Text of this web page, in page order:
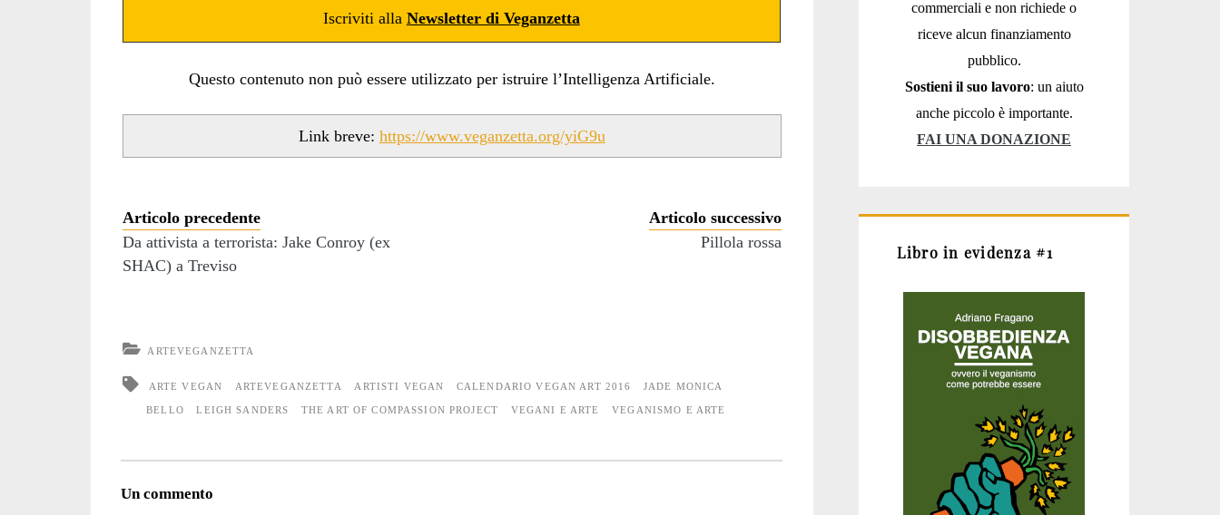
Iscriviti alla Newsletter di Veganzetta
Questo contenuto non può essere utilizzato per istruire l’Intelligenza Artificiale.
Link breve: https://www.veganzetta.org/yiG9u
Articolo precedente
Da attivista a terrorista: Jake Conroy (ex
SHAC) a Treviso
Articolo successivo
Pillola rossa
ARTEVEGANZETTA
ARTE VEGAN ARTEVEGANZETTA ARTISTI VEGAN CALENDARIO VEGAN ART 2016 JADE MONICA
BELLO LEIGH SANDERS THE ART OF COMPASSION PROJECT VEGANI E ARTE VEGANISMO E ARTE
Un commento
commerciali e non richiede o
riceve alcun finanziamento
pubblico.
Sostieni il suo lavoro: un aiuto
anche piccolo è importante.
FAI UNA DONAZIONE
Libro in evidenza #1